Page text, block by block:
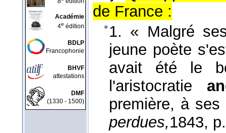
Académie
4e édition
BDLP
Francophonie
BHVF
attestations
DMF
(1330 - 1500)
de France :
1. « Malgré
jeune poète
avait été le
l'aristocratie
première, à
perdues,1843,